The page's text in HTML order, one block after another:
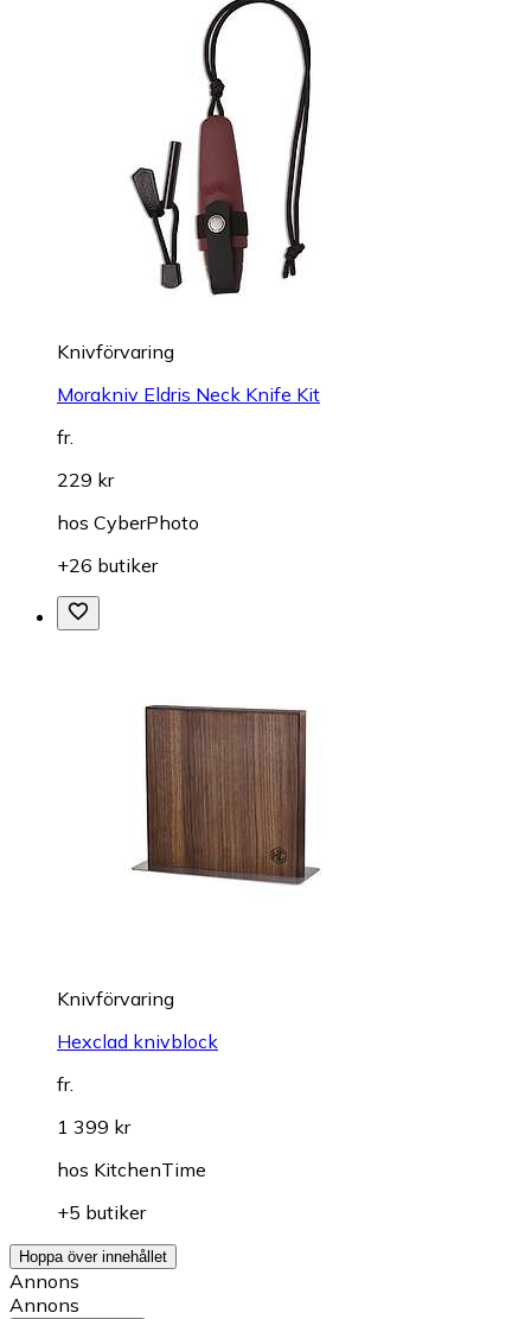
Knivförvaring
Morakniv Eldris Neck Knife Kit
fr.
229 kr
hos CyberPhoto
+26 butiker
Knivförvaring
Hexclad knivblock
fr.
1 399 kr
hos KitchenTime
+5 butiker
Hoppa över innehållet
Annons
Annons